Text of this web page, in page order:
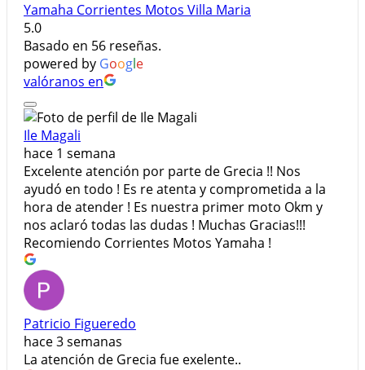
Yamaha Corrientes Motos Villa Maria
5.0
Basado en 56 reseñas.
powered by Google
valóranos en
Ile Magali
hace 1 semana
Excelente atención por parte de Grecia !! Nos
ayudó en todo ! Es re atenta y comprometida a la
hora de atender ! Es nuestra primer moto Okm y
nos aclaró todas las dudas ! Muchas Gracias!!!
Recomiendo Corrientes Motos Yamaha !
Patricio Figueredo
hace 3 semanas
La atención de Grecia fue exelente..